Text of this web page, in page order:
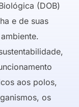
(DOB)
e de suas
aos polos,
os